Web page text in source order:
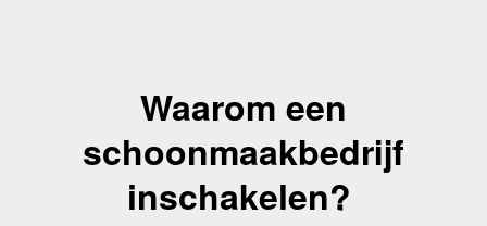
Waarom een
schoonmaakbedrijf
inschakelen?